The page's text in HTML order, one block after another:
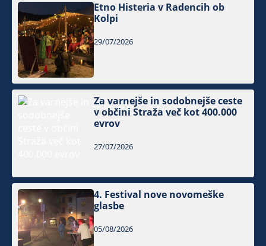
Etno Histeria v Radencih ob
Kolpi
29/07/2026
Za varnejše in sodobnejše ceste
v občini Straža več kot 400.000
evrov
27/07/2026
4. Festival nove novomeške
glasbe
05/08/2026